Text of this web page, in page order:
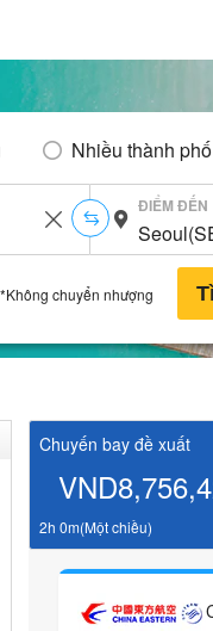
Nhiều thành phố
ĐIỂM ĐẾN
*Không chuyển nhượng
Chuyến bay đề xuất
2h 0m(Một chiều)